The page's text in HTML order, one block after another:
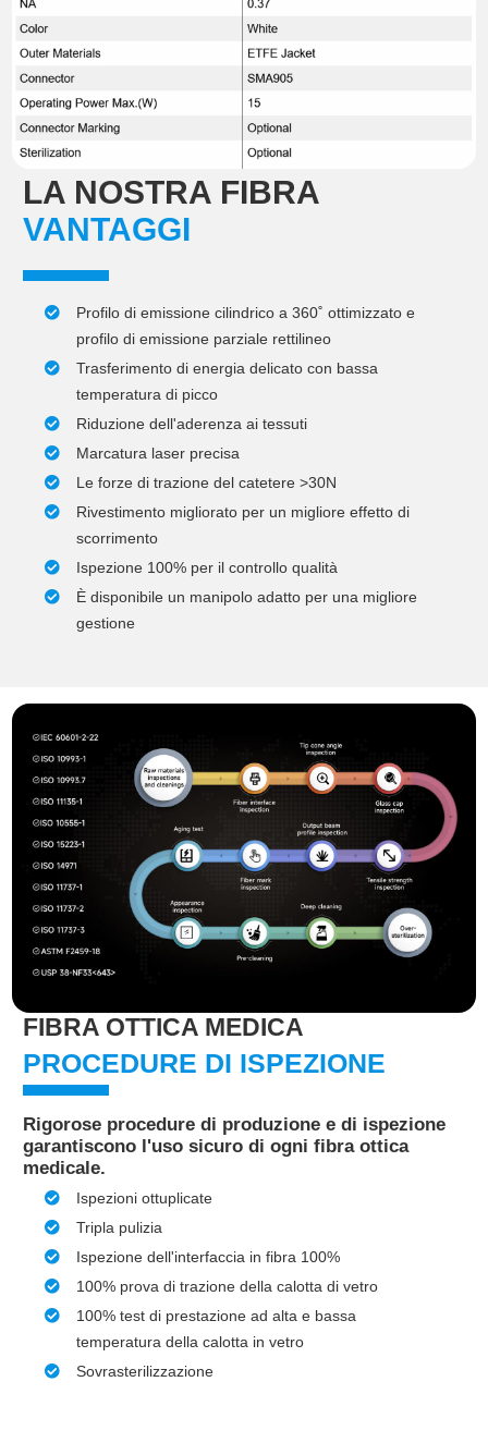
LA NOSTRA FIBRA
VANTAGGI
Profilo di emissione cilindrico a 360˚ ottimizzato e
profilo di emissione parziale rettilineo
Trasferimento di energia delicato con bassa
temperatura di picco
Riduzione dell'aderenza ai tessuti
Marcatura laser precisa
Le forze di trazione del catetere >30N
Rivestimento migliorato per un migliore effetto di
scorrimento
Ispezione 100% per il controllo qualità
È disponibile un manipolo adatto per una migliore
gestione
FIBRA OTTICA MEDICA
PROCEDURE DI ISPEZIONE
Rigorose procedure di produzione e di ispezione
garantiscono l'uso sicuro di ogni fibra ottica
medicale.
Ispezioni ottuplicate
Tripla pulizia
Ispezione dell'interfaccia in fibra 100%
100% prova di trazione della calotta di vetro
100% test di prestazione ad alta e bassa
temperatura della calotta in vetro
Sovrasterilizzazione